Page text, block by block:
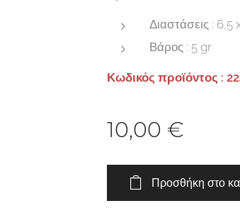
Διαστάσεις : 6,5
Βάρος : 5 gr
Κωδικός προϊόντος :
10,00 €
Προσθήκη στο